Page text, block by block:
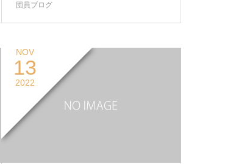
団員ブログ
NOV
13
2022